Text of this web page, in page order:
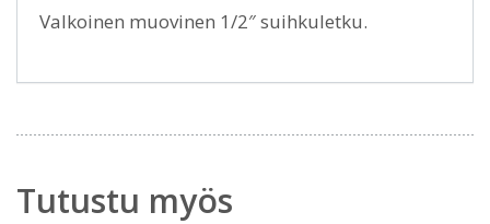
Valkoinen muovinen 1/2″ suihkuletku.
Tutustu myös